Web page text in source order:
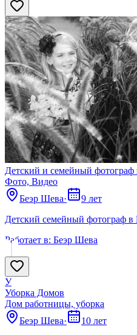
Детский и семейный фотограф
Фото, Видео
Беэр Шева·
9 лет
Детский семейный фотограф в
Работает в: Беэр Шева
У
Уборка Домов
Дом работницы, уборка
Беэр Шева·
10 лет